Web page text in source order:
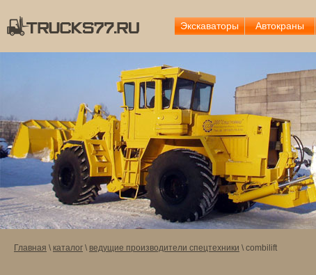
Экскаваторы Автокраны
Главная \ каталог \ ведущие производители спецтехники \ combilift